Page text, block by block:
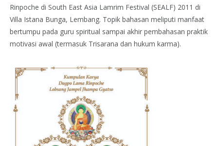
Rinpoche di South East Asia Lamrim Festival (SEALF) 2011 di
Villa Istana Bunga, Lembang. Topik bahasan meliputi manfaat
bertumpu pada guru spiritual sampai akhir pembahasan praktik
motivasi awal (termasuk Trisarana dan hukum karma).